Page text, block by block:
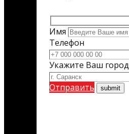
Имя
Телефон
Укажите Ваш город
Отправить